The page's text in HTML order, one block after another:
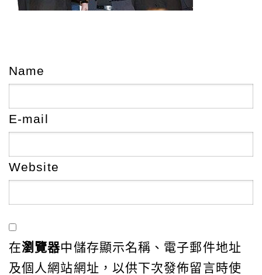
Name
E-mail
Website
在瀏覽器中儲存顯示名稱、電子郵件地址
及個人網站網址，以供下次發佈留言時使